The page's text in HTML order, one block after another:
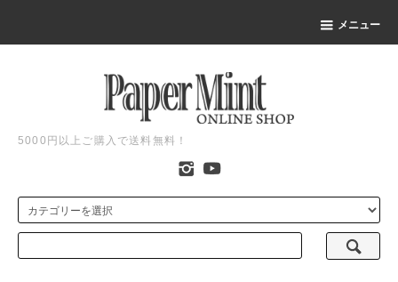
メニュー
5000円以上ご購入で送料無料！